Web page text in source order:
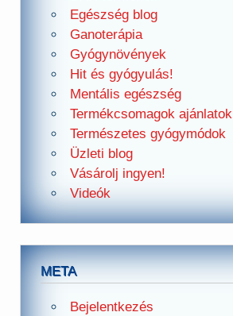
Egészség blog
Ganoterápia
Gyógynövények
Hit és gyógyulás!
Mentális egészség
Termékcsomagok ajánlatok
Természetes gyógymódok
Üzleti blog
Vásárolj ingyen!
Videók
META
Bejelentkezés